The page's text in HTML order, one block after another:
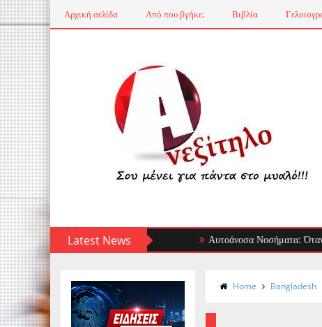
Αρχική σελίδα Από που βγήκε; Βιβλία
Latest News Αυτοάνοσα Νοσήματα: Όταν το
Home Bangladesh